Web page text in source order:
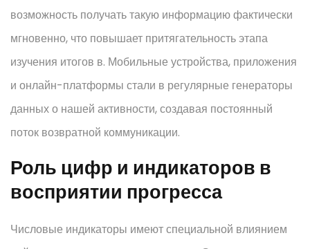
возможность получать такую информацию фактически
мгновенно, что повышает притягательность этапа
изучения итогов в. Мобильные устройства, приложения
и онлайн-платформы стали в регулярные генераторы
данных о нашей активности, создавая постоянный
поток возвратной коммуникации.
Роль цифр и индикаторов в
восприятии прогресса
Числовые индикаторы имеют специальной влиянием